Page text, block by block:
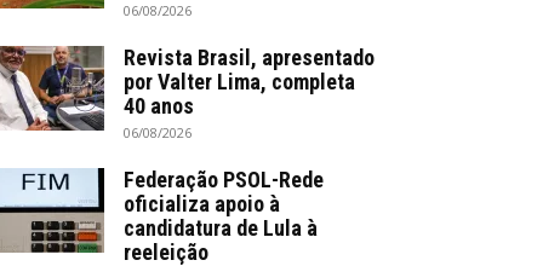
06/08/2026
Revista Brasil, apresentado
por Valter Lima, completa
40 anos
06/08/2026
Federação PSOL-Rede
oficializa apoio à
candidatura de Lula à
reeleição